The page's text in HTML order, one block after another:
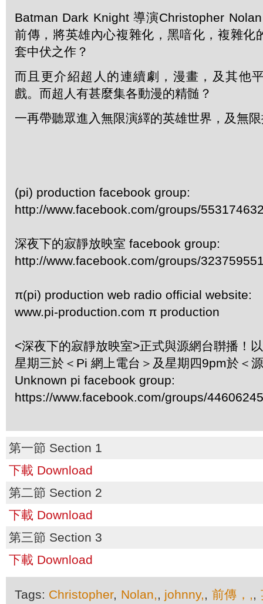
Batman Dark Knight 導演Christopher
前傳，將英雄內心複雜化，黑喑化，複雜化
套中伏之作？
而且更介紹超人的連續劇，漫畫，及其他
戲。而超人有甚麼集各動漫的精髄？
一再帶聽眾進入無限演繹的英雄世界，及無
(pi) production facebook group:
http://www.facebook.com/groups/
深夜下的寂靜放映室 facebook group:
http://www.facebook.com/groups/
π(pi) production web radio official website:
www.pi-production.com π production
<深夜下的寂靜放映室>正式與源網台聨播！
星期三於＜Pi 網上電台＞及星期四9pm於＜
Unknown pi facebook group:
https://www.facebook.com/groups/
第一節 Section 1
下載 Download
第二節 Section 2
下載 Download
第三節 Section 3
下載 Download
Tags: Christopher, Nolan,, johnny,, 前傳，,,